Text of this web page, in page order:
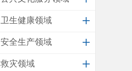
卫生健康领域
安全生产领域
救灾领域